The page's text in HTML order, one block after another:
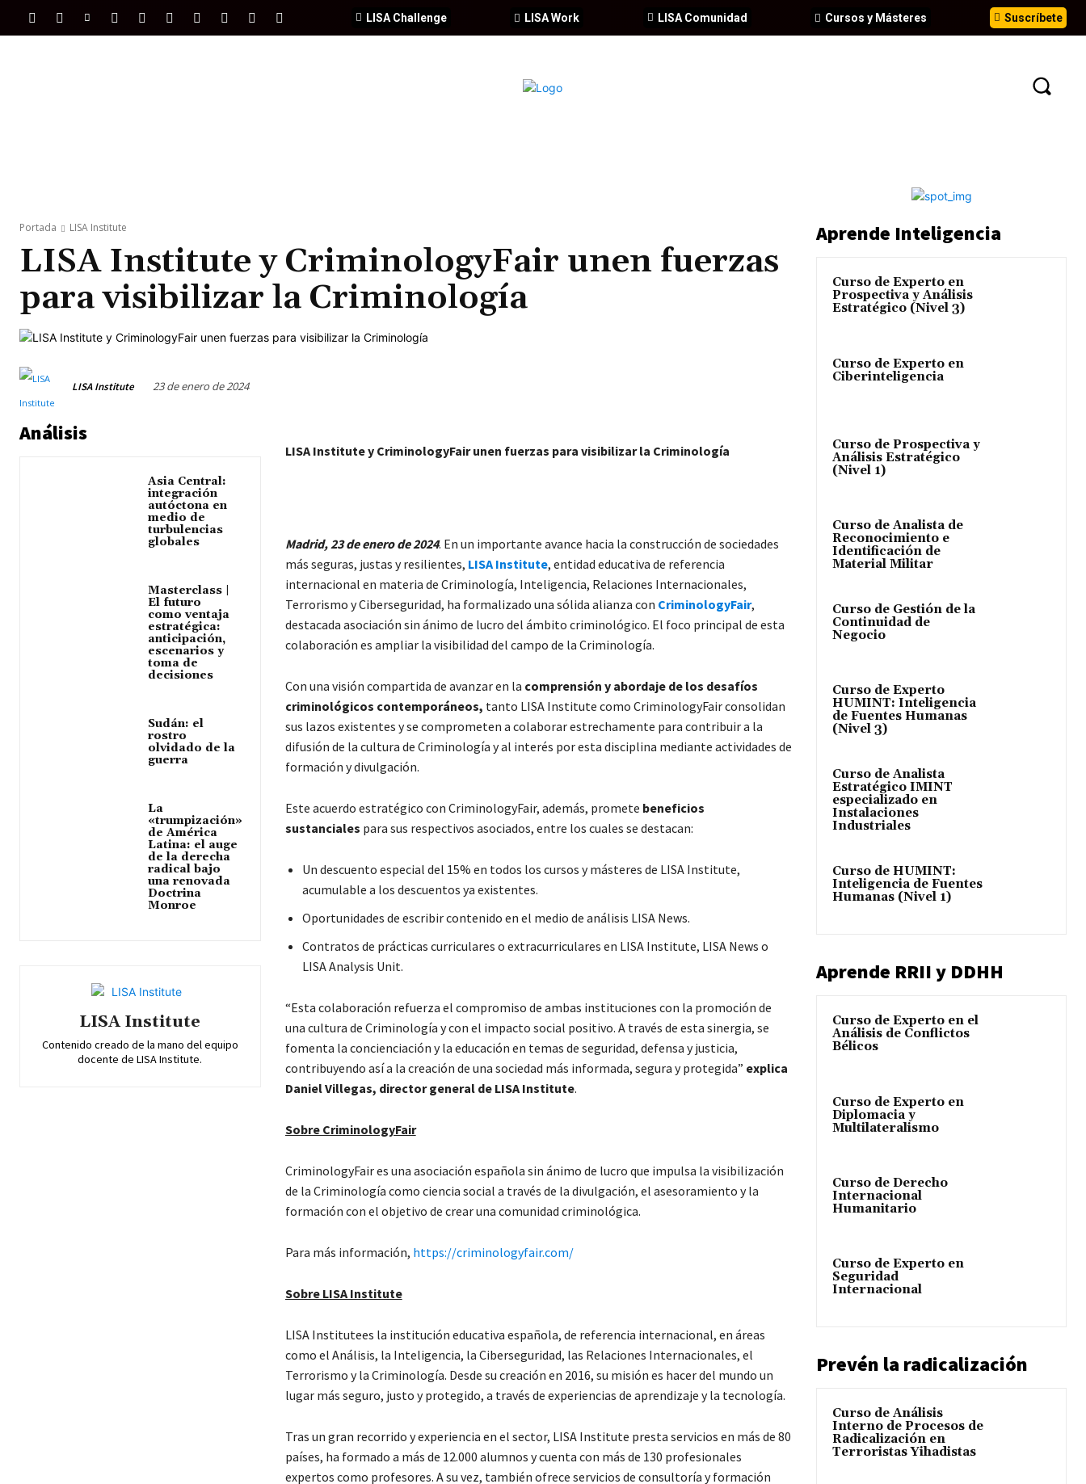
Suscríbete
Cursos y Másteres
LISA Comunidad
LISA Work
LISA Challenge
Portada LISA Institute
LISA Institute y CriminologyFair unen fuerzas
para visibilizar la Criminología
LISA Institute 23 de enero de 2024
Análisis
Asia Central:
integración
autóctona en
medio de
turbulencias
globales
Masterclass |
El futuro
como ventaja
estratégica:
anticipación,
escenarios y
toma de
decisiones
Sudán: el
rostro
olvidado de la
guerra
La
«trumpización»
de América
Latina: el auge
de la derecha
radical bajo
una renovada
Doctrina
Monroe
LISA Institute
Contenido creado de la mano del equipo
docente de LISA Institute.
LISA Institute y CriminologyFair unen fuerzas para visibilizar la Criminología
Madrid, 23 de enero de 2024. En un importante avance hacia la construcción de sociedades
más seguras, justas y resilientes, LISA Institute, entidad educativa de referencia
internacional en materia de Criminología, Inteligencia, Relaciones Internacionales,
Terrorismo y Ciberseguridad, ha formalizado una sólida alianza con CriminologyFair,
destacada asociación sin ánimo de lucro del ámbito criminológico. El foco principal de esta
colaboración es ampliar la visibilidad del campo de la Criminología.
Con una visión compartida de avanzar en la comprensión y abordaje de los desafíos
criminológicos contemporáneos, tanto LISA Institute como CriminologyFair consolidan
sus lazos existentes y se comprometen a colaborar estrechamente para contribuir a la
difusión de la cultura de Criminología y al interés por esta disciplina mediante actividades de
formación y divulgación.
Este acuerdo estratégico con CriminologyFair, además, promete beneficios
sustanciales para sus respectivos asociados, entre los cuales se destacan:
Un descuento especial del 15% en todos los cursos y másteres de LISA Institute,
acumulable a los descuentos ya existentes.
Oportunidades de escribir contenido en el medio de análisis LISA News.
Contratos de prácticas curriculares o extracurriculares en LISA Institute, LISA News o
LISA Analysis Unit.
“Esta colaboración refuerza el compromiso de ambas instituciones con la promoción de
una cultura de Criminología y con el impacto social positivo. A través de esta sinergia, se
fomenta la concienciación y la educación en temas de seguridad, defensa y justicia,
contribuyendo así a la creación de una sociedad más informada, segura y protegida” explica
Daniel Villegas, director general de LISA Institute.
Sobre CriminologyFair
CriminologyFair es una asociación española sin ánimo de lucro que impulsa la visibilización
de la Criminología como ciencia social a través de la divulgación, el asesoramiento y la
formación con el objetivo de crear una comunidad criminológica.
Para más información, https://criminologyfair.com/
Sobre LISA Institute
LISA Institutees la institución educativa española, de referencia internacional, en áreas
como el Análisis, la Inteligencia, la Ciberseguridad, las Relaciones Internacionales, el
Terrorismo y la Criminología. Desde su creación en 2016, su misión es h acer del mundo un
lugar más seguro, justo y protegido, a través de experiencias de aprendizaje y la tecnología.
Tras un gran recorrido y experiencia en el sector, LISA Institute presta servicios en más de 80
países, ha formado a más de 12.000 alumnos y cuenta con más de 130 profesionales
expertos como profesores. A su vez, también ofrece servicios de consultoría y formación
Aprende Inteligencia
Curso de Experto en
Prospectiva y Análisis
Estratégico (Nivel 3)
Curso de Experto en
Ciberinteligencia
Curso de Prospectiva y
Análisis Estratégico
(Nivel 1)
Curso de Analista de
Reconocimiento e
Identificación de
Material Militar
Curso de Gestión de la
Continuidad de
Negocio
Curso de Experto
HUMINT: Inteligencia
de Fuentes Humanas
(Nivel 3)
Curso de Analista
Estratégico IMINT
especializado en
Instalaciones
Industriales
Curso de HUMINT:
Inteligencia de Fuentes
Humanas (Nivel 1)
Aprende RRII y DDHH
Curso de Experto en el
Análisis de Conflictos
Bélicos
Curso de Experto en
Diplomacia y
Multilateralismo
Curso de Derecho
Internacional
Humanitario
Curso de Experto en
Seguridad
Internacional
Prevén la radicalización
Curso de Análisis
Interno de Procesos de
Radicalización en
Terroristas Yihadistas